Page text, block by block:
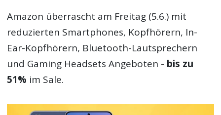
Amazon überrascht am Freitag (5.6.) mit
reduzierten Smartphones, Kopfhörern, In-
Ear-Kopfhörern, Bluetooth-Lautsprechern
und Gaming Headsets Angeboten - bis zu
51% im Sale.